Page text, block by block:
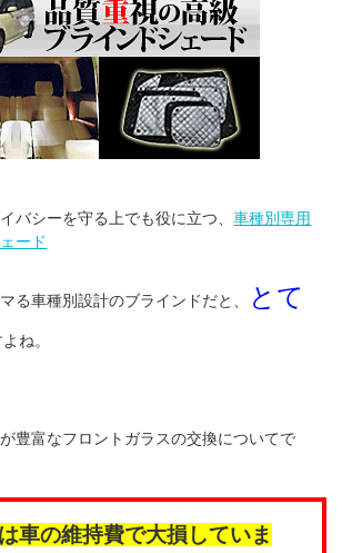
バシーを守る上でも役に立つ、車種別専用
ード
る車種別設計のブラインドだと、
とて
ね。
豊富なフロントガラスの交換についてで
は車の維持費で大損していま